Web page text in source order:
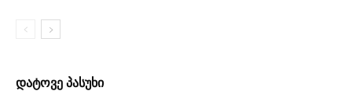
დატოვე პასუხი